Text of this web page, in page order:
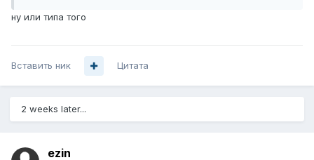
ну или типа того
Вставить ник Цитата
2 weeks later...
ezin